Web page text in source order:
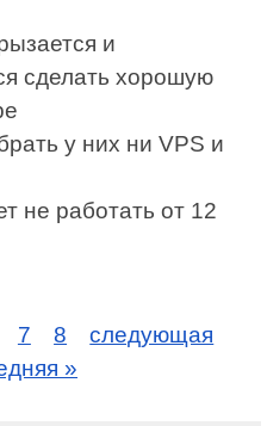
и
сделать хорошую
у них ни VPS и
не работать от 12
7 8
следующая
»